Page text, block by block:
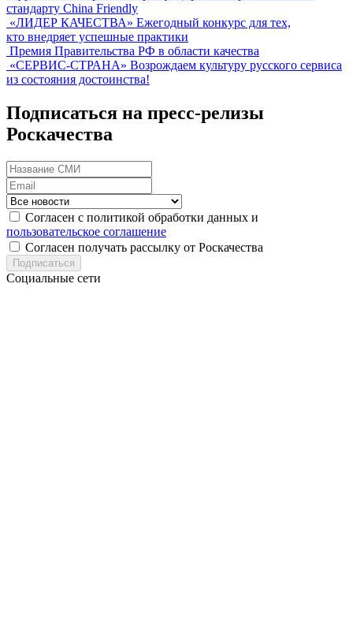
стандарту China Friendly
«ЛИДЕР КАЧЕСТВА» Ежегодный конкурс для тех,
кто внедряет успешные практики
Премия Правительства РФ в области качества
«СЕРВИС-СТРАНА» Возрождаем культуру русского сервиса
из состояния достоинства!
Подписаться на пресс-релизы
Роскачества
Согласен с политикой обработки данных и
пользовательское соглашение
Согласен получать рассылку от Роскачества
Подписаться
Социальные сети